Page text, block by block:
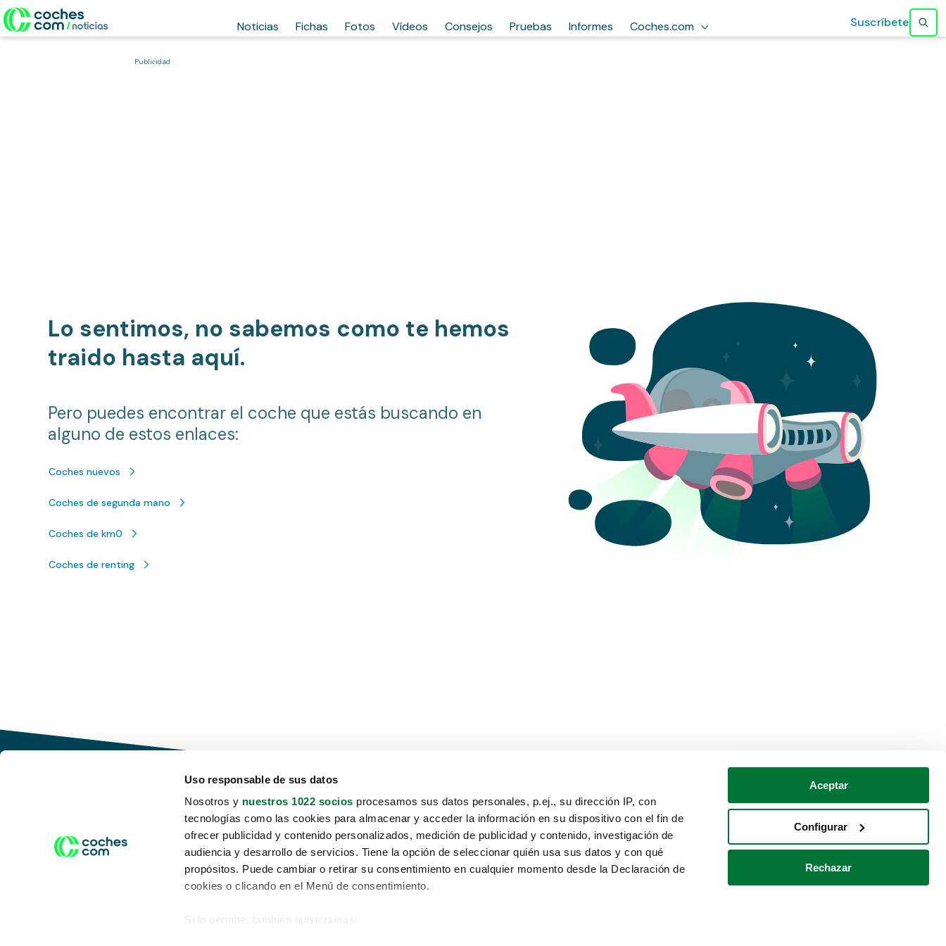
Uso responsable de sus datos
Nosotros y nuestros 1022 socios procesamos sus datos personales, p.ej., su dirección IP, con
tecnologías como las cookies para almacenar y acceder la información en su dispositivo con el fin de
ofrecer publicidad y contenido personalizados, medición de publicidad y contenido, investigación de
audiencia y desarrollo de servicios. Tiene la opción de seleccionar quién usa sus datos y con qué
propósitos. Puede cambiar o retirar su consentimiento en cualquier momento desde la Declaración de
cookies o clicando en el Menú de consentimiento.
Si lo permite, también quisiéramos:
Aceptar
Configurar
Rechazar
Noticias Fichas Fotos Vídeos Consejos Pruebas Informes Coches.com Suscríbete
Publicidad
Lo sentimos, no sabemos como te hemos
traido hasta aquí.
Pero puedes encontrar el coche que estás buscando en
alguno de estos enlaces:
Coches nuevos
Coches de segunda mano
Coches de km0
Coches de renting
Conduce tu futuro,
desata tu movilidad